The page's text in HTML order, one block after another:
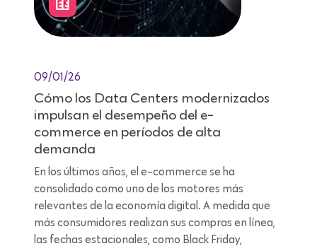
09/01/26
Cómo los Data Centers modernizados
impulsan el desempeño del e-
commerce en períodos de alta
demanda
En los últimos años, el e-commerce se ha
consolidado como uno de los motores más
relevantes de la economía digital. A medida que
más consumidores realizan sus compras en línea,
las fechas estacionales, como Black Friday,